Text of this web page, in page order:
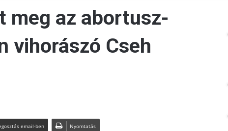
meg az abortusz-
vihorászó Cseh
email-ben Nyomtatás